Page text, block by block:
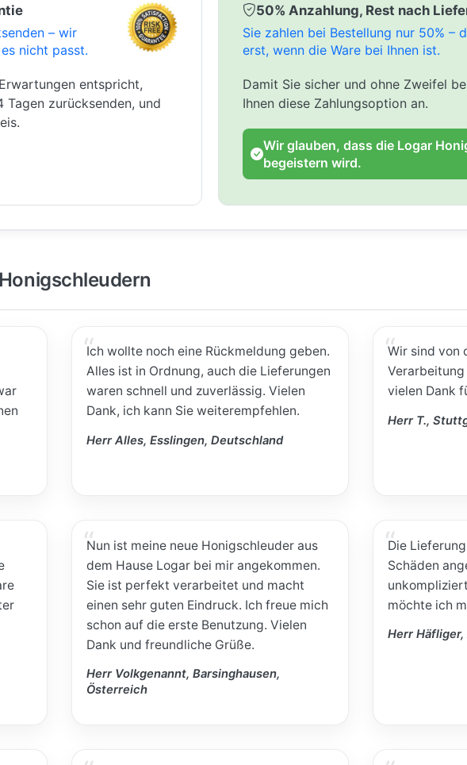
– wir
nicht passt.
entspricht,
Tagen zurücksenden, und
50% Anzahlung, Rest nach
Sie zahlen bei Bestellung nur 50% –
erst, wenn die Ware bei Ihnen ist.
Damit Sie sicher und ohne Zweifel
Ihnen diese Zahlungsoption an.
Wir glauben, dass die Logar
begeistern wird.
Ich wollte noch eine Rückmeldung geben.
Alles ist in Ordnung, auch die Lieferungen
waren schnell und zuverlässig. Vielen
Dank, ich kann Sie weiterempfehlen.
Herr Alles, Esslingen, Deutschland
Wir sind von
vielen Dank
Herr T.,
Nun ist meine neue Honigschleuder aus
dem Hause Logar bei mir angekommen.
Sie ist perfekt verarbeitet und macht
einen sehr guten Eindruck. Ich freue mich
schon auf die erste Benutzung. Vielen
Dank und freundliche Grüße.
Herr Volkgenannt, Barsinghausen,
Österreich
Die
Schäden
möchte ich
Herr